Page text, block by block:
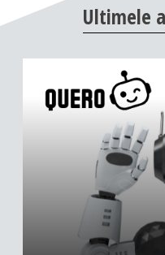
Ultimele